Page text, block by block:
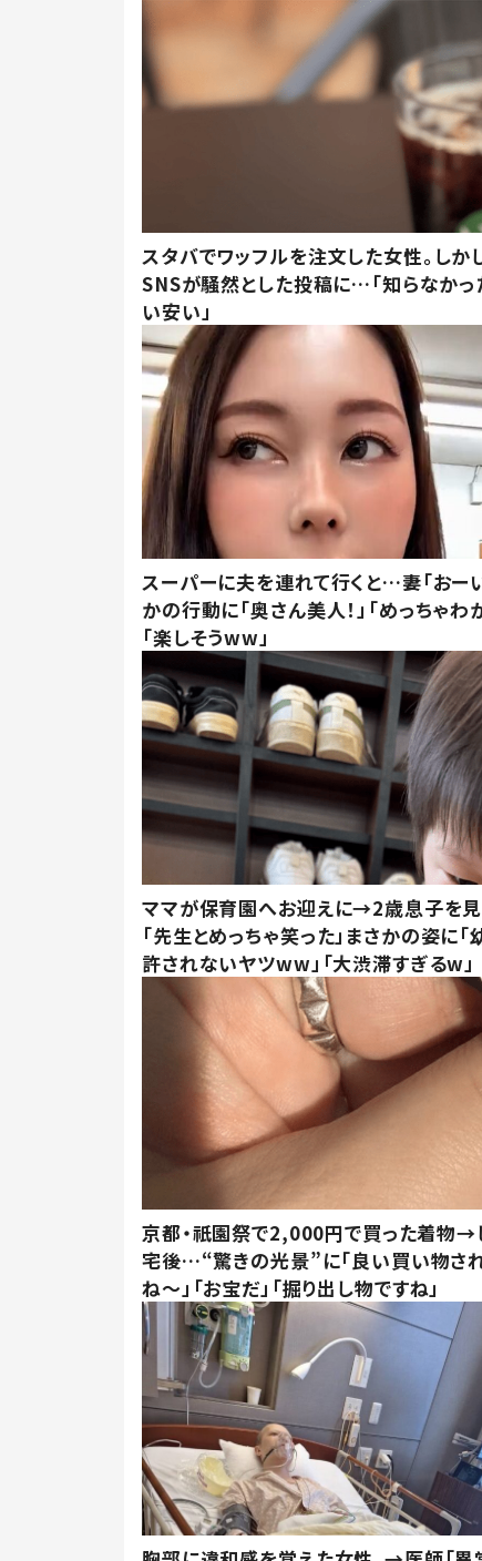
スタバでワッフルを注文した女性。しか
SNSが騒然とした投稿に…「知らなかっ
い安い」
スーパーに夫を連れて行くと…妻「おー
かの行動に「奥さん美人！」「めっちゃわ
「楽しそうww」
ママが保育園へお迎えに→2歳息子を
「先生とめっちゃ笑った」まさかの姿に
許されないヤツww」「大渋滞すぎるw」
京都・祇園祭で2,000円で買った着物→
宅後…“驚きの光景”に「良い買い物さ
ね～」「お宝だ」「掘り出し物ですね」